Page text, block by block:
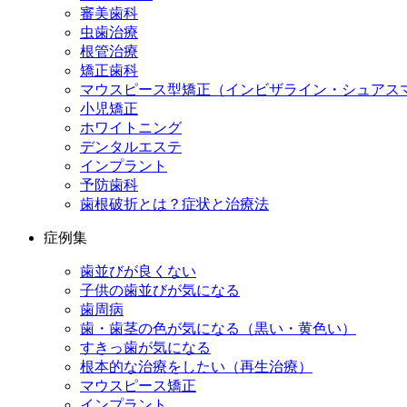
審美歯科
虫歯治療
根管治療
矯正歯科
マウスピース型矯正（インビザライン・シュアス
小児矯正
ホワイトニング
デンタルエステ
インプラント
予防歯科
歯根破折とは？症状と治療法
症例集
歯並びが良くない
子供の歯並びが気になる
歯周病
歯・歯茎の色が気になる（黒い・黄色い）
すきっ歯が気になる
根本的な治療をしたい（再生治療）
マウスピース矯正